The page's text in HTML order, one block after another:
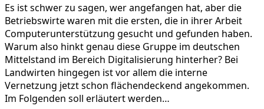
Es ist schwer zu sagen, wer angefangen hat, aber die
Betriebswirte waren mit die ersten, die in ihrer Arbeit
Computerunterstützung gesucht und gefunden haben.
Warum also hinkt genau diese Gruppe im deutschen
Mittelstand im Bereich Digitalisierung hinterher? Bei
Landwirten hingegen ist vor allem die interne
Vernetzung jetzt schon flächendeckend angekommen.
Im Folgenden soll erläutert werden…